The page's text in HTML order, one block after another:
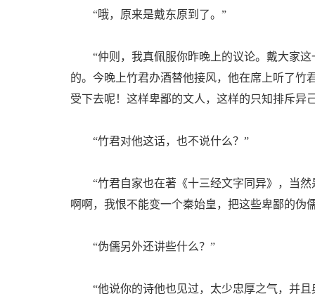
“哦，原来是戴东原到了。”
“仲则，我真佩服你昨晚上的议论。戴大家这
的。今晚上竹君办酒替他接风，他在席上听了竹
受下去呢！这样卑鄙的文人，这样的只知排斥异
“竹君对他这话，也不说什么？”
“竹君自家也在著《十三经文字同异》，当然
啊啊，我恨不能变一个秦始皇，把这些卑鄙的伪
“伪儒另外还讲些什么？”
“他说你的诗他也见过，太少忠厚之气，并且